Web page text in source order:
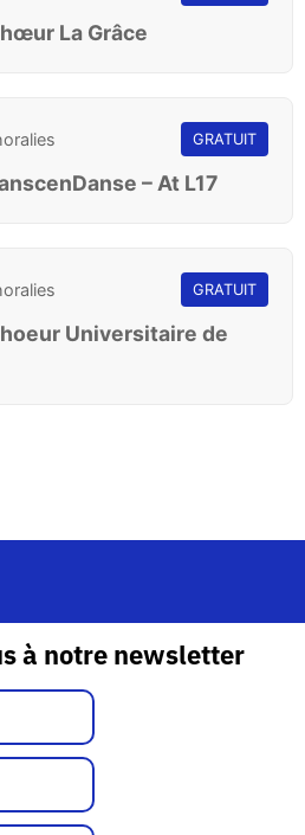
La Grâce
GRATUIT
– At L17
GRATUIT
Universitaire de
à notre newsletter